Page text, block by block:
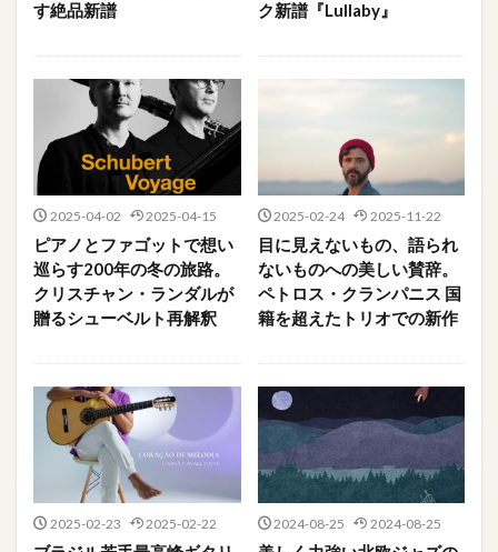
す絶品新譜
ク新譜『Lullaby』
2025-04-02 2025-04-15
ピアノとファゴットで想い
巡らす200年の冬の旅路。
クリスチャン・ランダルが
贈るシューベルト再解釈
2025-02-24 2025-11-22
目に見えないもの、語られ
ないものへの美しい賛辞。
ペトロス・クランパニス 国
籍を超えたトリオでの新作
2025-02-23 2025-02-22 2024-08-25 2024-08-25